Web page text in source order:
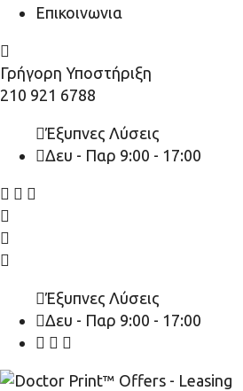
Επικοινωνια
Γρήγορη Υποστήριξη
210 921 6788
Έξυπνες Λύσεις
Δευ - Παρ 9:00 - 17:00
Έξυπνες Λύσεις
Δευ - Παρ 9:00 - 17:00